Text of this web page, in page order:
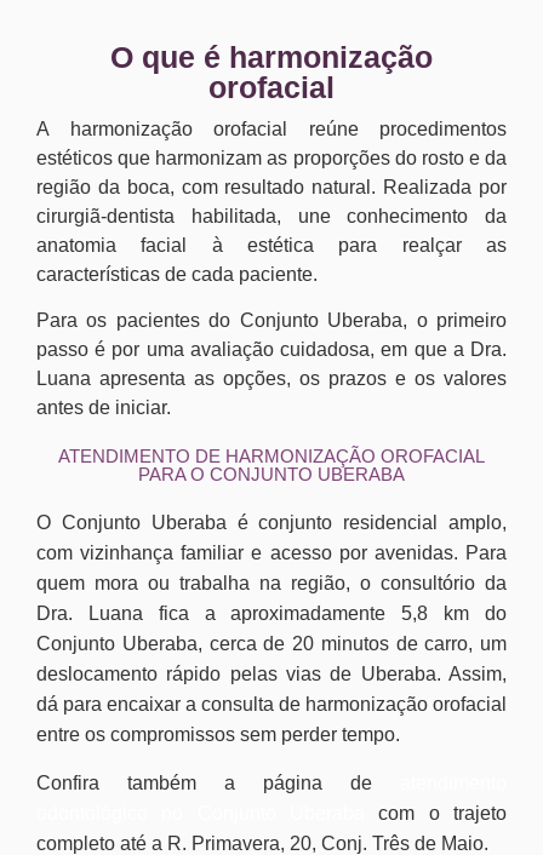
O que é harmonização
orofacial
A harmonização orofacial reúne procedimentos
estéticos que harmonizam as proporções do rosto e da
região da boca, com resultado natural. Realizada por
cirurgiã-dentista habilitada, une conhecimento da
anatomia facial à estética para realçar as
características de cada paciente.
Para os pacientes do Conjunto Uberaba, o primeiro
passo é por uma avaliação cuidadosa, em que a Dra.
Luana apresenta as opções, os prazos e os valores
antes de iniciar.
ATENDIMENTO DE HARMONIZAÇÃO OROFACIAL
PARA O CONJUNTO UBERABA
O Conjunto Uberaba é conjunto residencial amplo,
com vizinhança familiar e acesso por avenidas. Para
quem mora ou trabalha na região, o consultório da
Dra. Luana fica a aproximadamente 5,8 km do
Conjunto Uberaba, cerca de 20 minutos de carro, um
deslocamento rápido pelas vias de Uberaba. Assim,
dá para encaixar a consulta de harmonização orofacial
entre os compromissos sem perder tempo.
Confira também a página de
com o trajeto
completo até a R. Primavera, 20, Conj. Três de Maio.